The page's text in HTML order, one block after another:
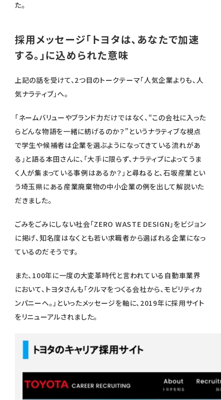
た。
採用メッセージ「トヨタは、あなたで加速
する。」に込められた意味
上記の話を受けて、2つ目のトークテーマ「人気企業よりも、人
気ナラティブ」へ。
「ネームバリューやブランド力だけではなく、“この会社に入った
らどんな物語を一緒に紡げるのか？”というナラティブな視点
で学生や候補者は企業を選ぶようになってきている流れがあ
る」と語る本田さんに、「大手に限らず、ナラティブによってうま
く人が集まっている事例はあるか？」と尋ねると、石坂産業とい
う埼玉県にある産業廃棄物の中小企業の例を出して解説いた
だきました。
ごみをごみにしない社会「ZERO WASTE DESIGN」をビジョン
に掲げ、知名度はなくとも若い求職者から選ばれる企業になっ
ているのだそうです。
また、100年に一度の大変革時代と言われている自動車業界
において、トヨタさんも「クルマをつくる会社から、モビリティカ
ンパニーへ。」といったメッセージを軸に、2019年に採用サイト
をリニューアルされました。